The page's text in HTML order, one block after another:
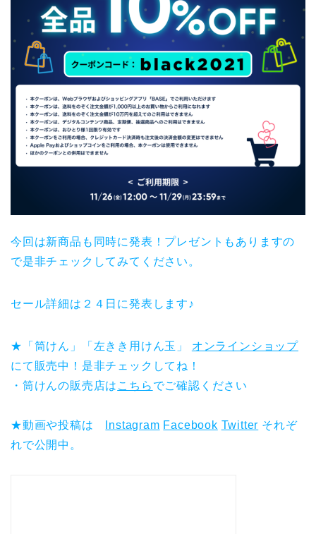
今回は新商品も同時に発表！プレゼントもありますの
で是非チェックしてみてください。
セール詳細は２４日に発表します♪
★「筒けん」「左きき用けん玉」 オンラインショップ
にて販売中！是非チェックしてね！
・筒けんの販売店は こちら でご確認ください
★動画や投稿は Instagram Facebook Twitter それぞ
れで公開中。